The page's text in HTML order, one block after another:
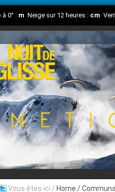
: T° Min : °C T° Max :°C
à 0° : m Neige sur 12 heures : cm
en direct l'actualité des stations
Vous êtes ici / Home /